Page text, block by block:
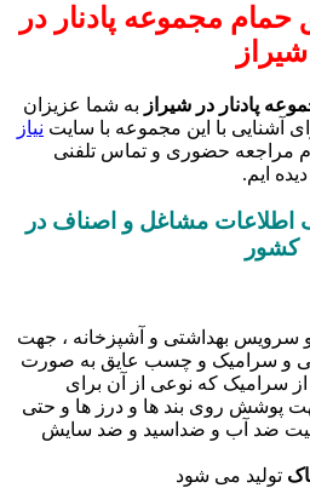
مجموعه پادنار در
شیراز
پادنار در شیراز به شما عزیزان
آشنایی با این مجموعه با سایت نیاز
مراجعه حضوری و تماس تلفنی
ایم.
اطلاعات مشاغل و اصناف در
کشور
بهداشتی و آشپزخانه ، جهت
و سرامیک و چسب عایق به صورت
سرامیک که نوعی از آن برای
پوشش روی بند ها و درز ها و حتی
ضد آب و ضداسید و ضد سایش
تولید می شود